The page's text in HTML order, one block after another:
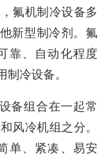
氟机制冷设备多
新型制冷剂。氟
靠、自动化程度
冷设备。
备组合在一起常
风冷机组之分。
单、紧凑、易安